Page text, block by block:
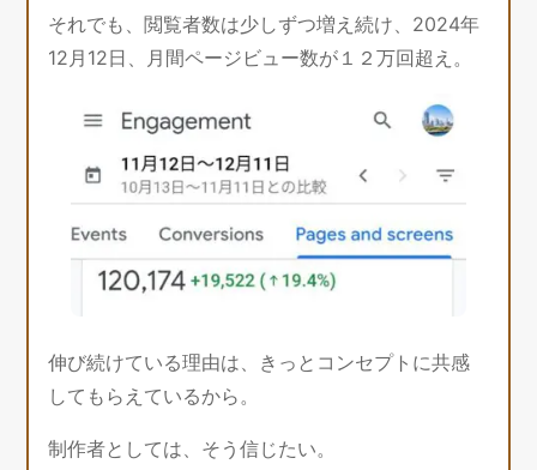
それでも、閲覧者数は少しずつ増え続け、2024年
12月12日、月間ページビュー数が１２万回超え。
伸び続けている理由は、きっとコンセプトに共感
してもらえているから。
制作者としては、そう信じたい。